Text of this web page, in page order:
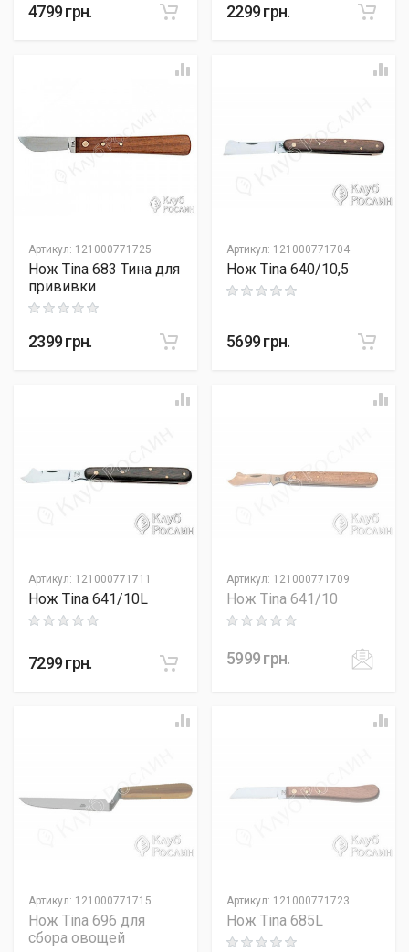
4799грн. 2299грн.
Артикул: 121000771725
Нож Tina 683 Тина для
прививки
Rating: 0 out of 5
2399грн.
Артикул: 121000771704
Нож Tina 640/10,5
Rating: 0 out of 5
5699грн.
Артикул: 121000771711
Нож Tina 641/10L
Rating: 0 out of 5
7299грн.
Артикул: 121000771709
Нож Tina 641/10
Rating: 0 out of 5
5999грн.
Артикул: 121000771715
Нож Tina 696 для
сбора овощей
Артикул: 121000771723
Нож Tina 685L
Rating: 0 out of 5